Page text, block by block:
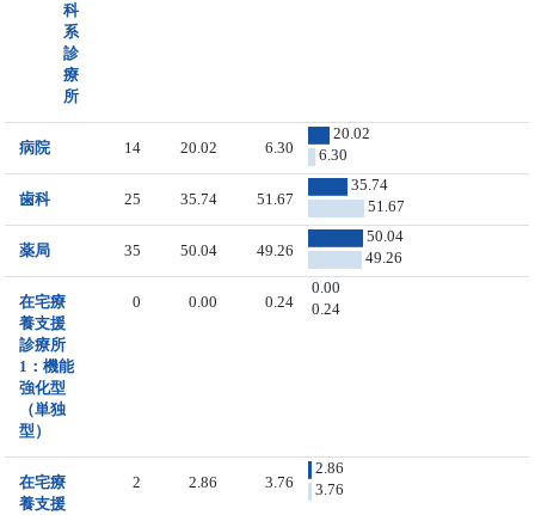
科
系
診
療
所
病院 14 20.02 6.30
20.02
6.30
歯科 25 35.74 51.67
35.74
51.67
薬局 35 50.04 49.26
50.04
49.26
在宅療
養支援
診療所
1：機能
強化型
（単独
型）
0 0.00 0.24
0.00
0.24
在宅療
養支援
2 2.86 3.76
2.86
3.76